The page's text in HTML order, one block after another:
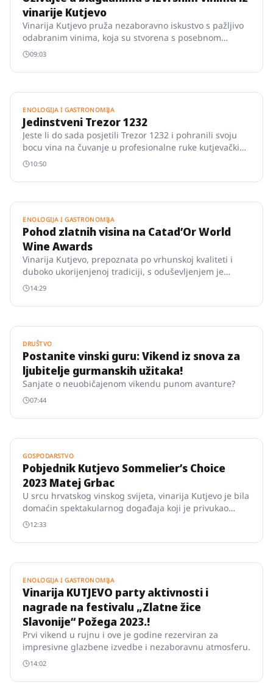
vinarije Kutjevo
Vinarija Kutjevo pruža nezaboravno iskustvo s pažljivo
odabranim vinima, koja su stvorena s posebnom
pažnjom i strašću vinara.
09:03
ENOLOGIJA I GASTRONOMIJA
Jedinstveni Trezor 1232
Jeste li do sada posjetili Trezor 1232 i pohranili svoju
bocu vina na čuvanje u profesionalne ruke kutjevačkih
podrumara i enologa?
10:50
ENOLOGIJA I GASTRONOMIJA
Pohod zlatnih visina na CatadʼOr World
Wine Awards
Vinarija Kutjevo, prepoznata po vrhunskoj kvaliteti i
duboko ukorijenjenoj tradiciji, s oduševljenjem je
obilježila 2023.
14:29
DRUŠTVO
Postanite vinski guru: Vikend iz snova za
ljubitelje gurmanskih užitaka!
Sanjate o neuobičajenom vikendu punom avanture?
07:44
GOSPODARSTVO
Pobjednik Kutjevo Sommelierʼs Choice
2023 Matej Grbac
U srcu hrvatskog vinskog svijeta, vinarija Kutjevo je bila
domaćin spektakularnog događaja koji je privukao
pozornost svih ljubitelja vina i stručnjaka iz cijele
zemlje.
12:33
ENOLOGIJA I GASTRONOMIJA
Vinarija KUTJEVO party aktivnosti i
nagrade na festivalu „Zlatne žice
Slavonije“ Požega 2023.!
Prvi vikend u rujnu i ove je godine rezerviran za
impresivne glazbene izvedbe i nezaboravnu atmosferu.
14:02